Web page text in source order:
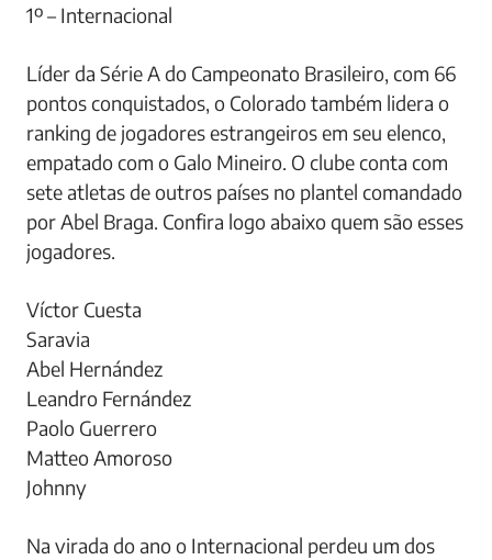
1º – Internacional
Líder da Série A do Campeonato Brasileiro, com 66
pontos conquistados, o Colorado também lidera o
ranking de jogadores estrangeiros em seu elenco,
empatado com o Galo Mineiro. O clube conta com
sete atletas de outros países no plantel comandado
por Abel Braga. Confira logo abaixo quem são esses
jogadores.
Víctor Cuesta
Saravia
Abel Hernández
Leandro Fernández
Paolo Guerrero
Matteo Amoroso
Johnny
Na virada do ano o Internacional perdeu um dos